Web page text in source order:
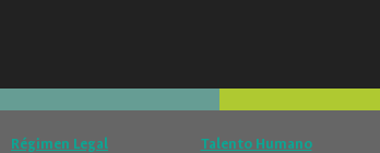
Régimen Legal Talento Humano